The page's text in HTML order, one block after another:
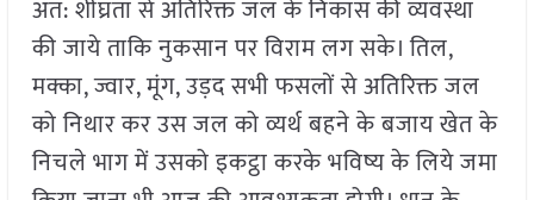
अत: शीघ्रता से अतिरिक्त जल के निकास की व्यवस्था
की जाये ताकि नुकसान पर विराम लग सके। तिल,
मक्का, ज्वार, मूंग, उड़द सभी फसलों से अतिरिक्त जल
को निथार कर उस जल को व्यर्थ बहने के बजाय खेत के
निचले भाग में उसको इकट्ठा करके भविष्य के लिये जमा